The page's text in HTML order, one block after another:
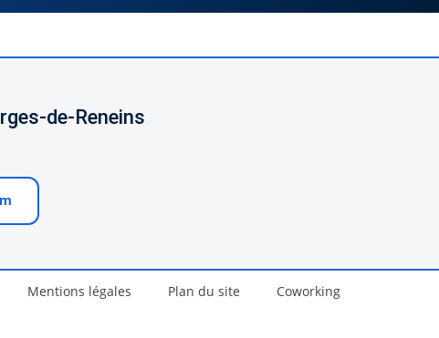
de-Reneins
Mentions légales Plan du site Coworking